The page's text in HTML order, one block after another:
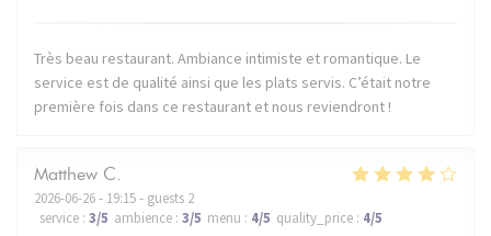
Très beau restaurant. Ambiance intimiste et romantique. Le
service est de qualité ainsi que les plats servis. C’était notre
première fois dans ce restaurant et nous reviendront !
Matthew C
2026-06-26- 19:15 - guests 2
service : 3/5 ambience : 3/5 menu : 4/5 quality_price : 4/5